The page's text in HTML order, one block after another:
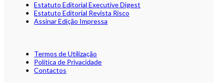
Estatuto Editorial Executive Digest
Estatuto Editorial Revista Risco
Assinar Edição Impressa
Termos de Utilização
Política de Privacidade
Contactos